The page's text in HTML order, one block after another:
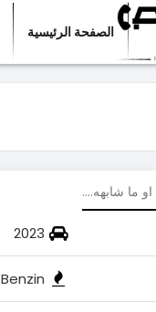
الصفحة الرئيسية
او ما شابهه....
2023
Benzin